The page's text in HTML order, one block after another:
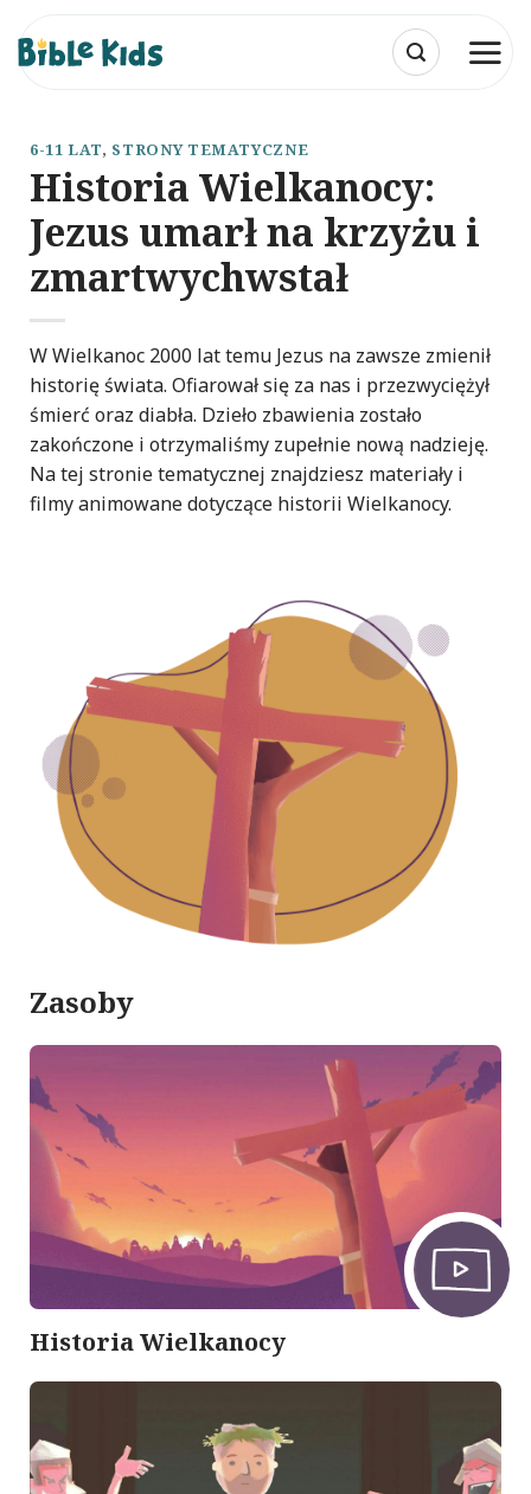
Przewiń
do
zawartości
6-11 LAT, STRONY TEMATYCZNE
Historia Wielkanocy:
Jezus umarł na krzyżu i
zmartwychwstał
W Wielkanoc 2000 lat temu Jezus na zawsze zmienił
historię świata. Ofiarował się za nas i przezwyciężył
śmierć oraz diabła. Dzieło zbawienia zostało
zakończone i otrzymaliśmy zupełnie nową nadzieję.
Na tej stronie tematycznej znajdziesz materiały i
filmy animowane dotyczące historii Wielkanocy.
Zasoby
Historia Wielkanocy